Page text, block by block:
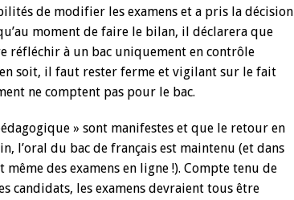
de modifier les examens et a pris la décision
moment de faire le bilan, il déclarera que
réfléchir à un bac uniquement en contrôle
soit, il faut rester ferme et vigilant sur le fait
ne comptent pas pour le bac.
» sont manifestes et que le retour en
l’oral du bac de français est maintenu (et dans
des examens en ligne !). Compte tenu de
candidats, les examens devraient tous être